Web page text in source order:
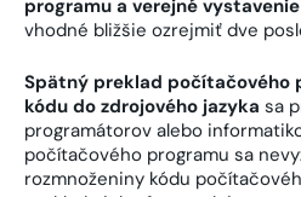
programu a verejné
vhodné bližšie ozrejmiť dve
Spätný preklad počítačového
kódu do zdrojového jazyka sa
programátorov alebo
počítačového programu sa
rozmnoženiny kódu